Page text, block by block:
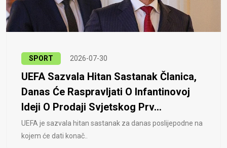
SPORT 2026-07-30
UEFA Sazvala Hitan Sastanak Članica,
Danas Će Raspravljati O Infantinovoj
Ideji O Prodaji Svjetskog Prv...
UEFA je sazvala hitan sastanak za danas poslijepodne na
kojem će dati konač..